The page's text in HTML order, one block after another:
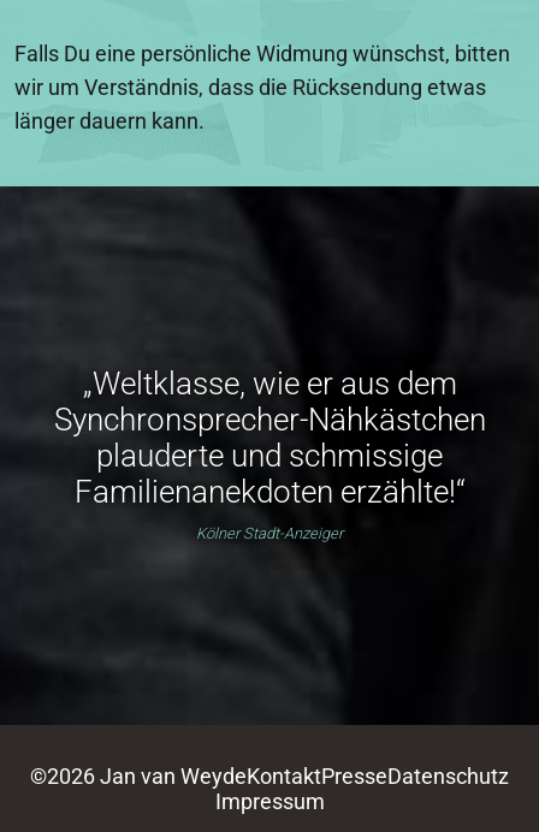
Falls Du eine persönliche Widmung wünschst, bitten
wir um Verständnis, dass die Rücksendung etwas
länger dauern kann.
„Weltklasse, wie er aus dem
Synchronsprecher-Nähkästchen
plauderte und schmissige
Familienanekdoten erzählte!“
Kölner Stadt-Anzeiger
©2026 Jan van WeydeKontaktPresseDatenschutz
Impressum